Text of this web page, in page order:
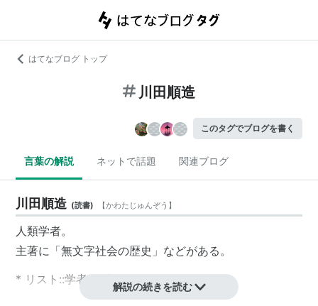
はてなブログ トップ
川田順造
このタグでブログを書く
言葉の解説 ネットで話題 関連ブログ
川田順造 (読書) 【かわたじゅんぞう 】
人類学者。
主著に「無文字社会の歴史」などがある。
* リスト::学者::人文科学
解説の続きを読む